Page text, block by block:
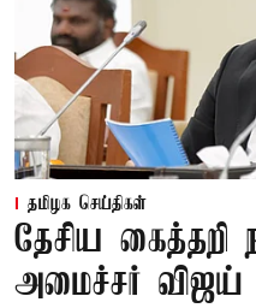
தமிழக செய்திகள்
தேசிய கைத்தறி
அமைச்சர் விஜய்